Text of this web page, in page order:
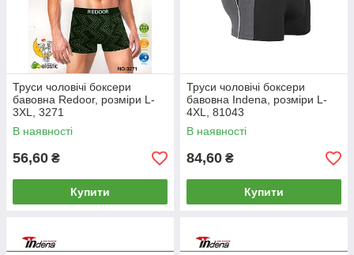
Труси чоловічі боксери
бавовна Redoor, розміри L-
3XL, 3271
В наявності
56,60 ₴
Купити
Труси чоловічі боксери
бавовна Indena, розміри L-
4XL, 81043
В наявності
84,60 ₴
Купити